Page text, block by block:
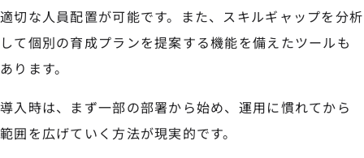
適切な人員配置が可能です。また、スキルギャップを分析
して個別の育成プランを提案する機能を備えたツールも
あります。
導入時は、まず一部の部署から始め、運用に慣れてから
範囲を広げていく方法が現実的です。